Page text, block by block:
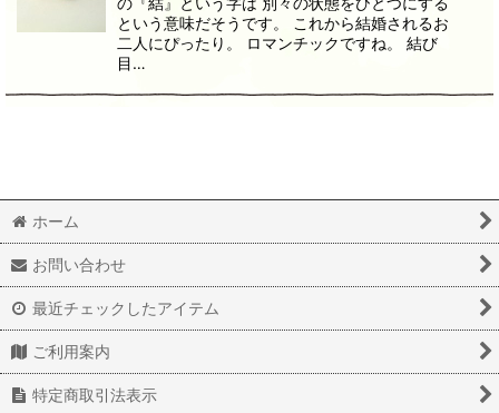
という意味だそうです。 これから結婚されるお
二人にぴったり。 ロマンチックですね。 結び
目…
ホーム
お問い合わせ
最近チェックしたアイテム
ご利用案内
特定商取引法表示